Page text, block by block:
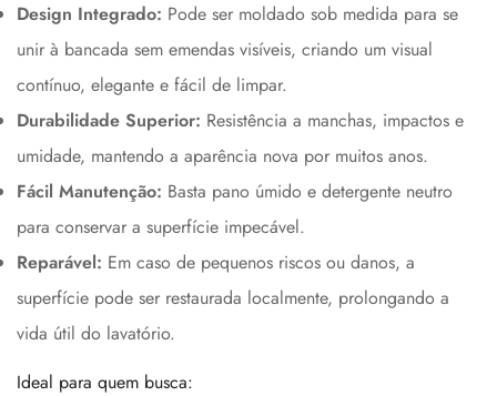
Design Integrado: Pode ser moldado sob medida para se
unir à bancada sem emendas visíveis, criando um visual
contínuo, elegante e fácil de limpar.
Durabilidade Superior: Resistência a manchas, impactos e
umidade, mantendo a aparência nova por muitos anos.
Fácil Manutenção: Basta pano úmido e detergente neutro
para conservar a superfície impecável.
Reparável: Em caso de pequenos riscos ou danos, a
superfície pode ser restaurada localmente, prolongando a
vida útil do lavatório.
Ideal para quem busca: